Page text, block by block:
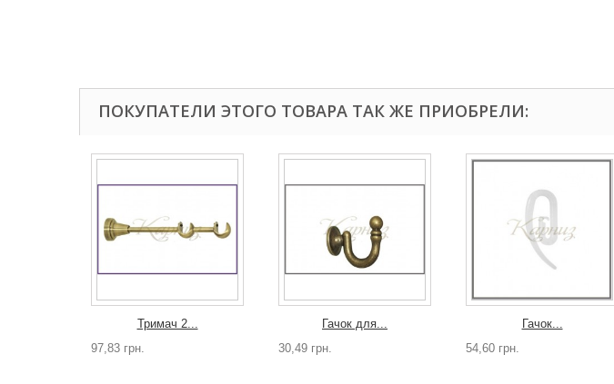
ПОКУПАТЕЛИ ЭТОГО ТОВАРА ТАК ЖЕ ПРИОБРЕЛИ:
Тримач 2...
97,83 грн.
Гачок для...
30,49 грн.
Гачок...
54,60 грн.